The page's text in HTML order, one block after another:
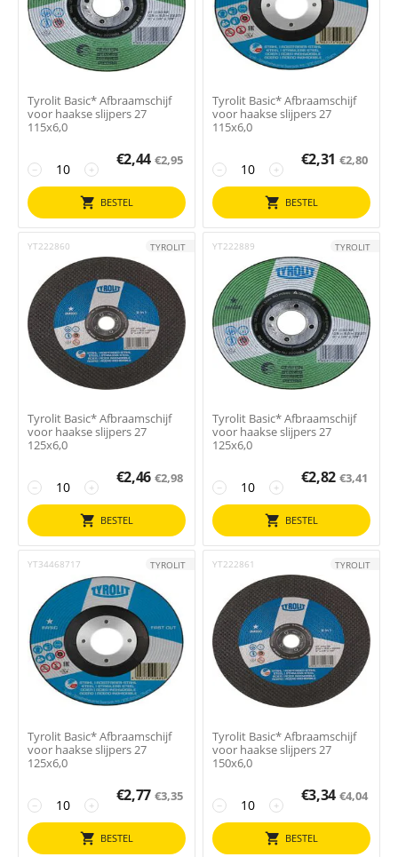
Tyrolit Basic* Afbraamschijf
voor haakse slijpers 27
115x6,0
+
−
€2,44 €2,95
BESTEL
Tyrolit Basic* Afbraamschijf
voor haakse slijpers 27
115x6,0
+
−
€2,31 €2,80
BESTEL
YT222860 TYROLIT
Tyrolit Basic* Afbraamschijf
voor haakse slijpers 27
125x6,0
+
−
€2,46 €2,98
BESTEL
YT222889 TYROLIT
Tyrolit Basic* Afbraamschijf
voor haakse slijpers 27
125x6,0
+
−
€2,82 €3,41
BESTEL
YT34468717 TYROLIT
Tyrolit Basic* Afbraamschijf
voor haakse slijpers 27
125x6,0
+
−
€2,77 €3,35
BESTEL
YT222861 TYROLIT
Tyrolit Basic* Afbraamschijf
voor haakse slijpers 27
150x6,0
+
−
€3,34 €4,04
BESTEL